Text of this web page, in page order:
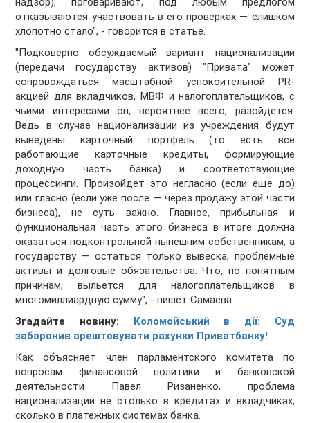
отказываются участвовать в его проверках — слишком
хлопотно стало", - говорится в статье.
"Подковерно обсуждаемый вариант национализации
(передачи государству активов) "Привата" может
сопровождаться масштабной успокоительной PR-
акцией для вкладчиков, МВФ и налогоплательщиков, с
чьими интересами он, вероятнее всего, разойдется.
Ведь в случае национализации из учреждения будут
выведены карточный портфель (то есть все
работающие карточные кредиты, формирующие
доходную часть банка) и соответствующие
процессинги. Произойдет это негласно (если еще до)
или гласно (если уже после — через продажу этой части
бизнеса), не суть важно. Главное, прибыльная и
функциональная часть этого бизнеса в итоге должна
оказаться подконтрольной нынешним собственникам, а
государству — остаться только вывеска, проблемные
активы и долговые обязательства. Что, по понятным
причинам, выльется для налогоплательщиков в
многомиллиардную сумму", - пишет Самаева.
Згадайте новину: Коломойський в дії: Суд
заборонив арештовувати рахунки Приватбанку!
Как объясняет член парламентского комитета по
вопросам финансовой политики и банковской
деятельности Павел Ризаненко, проблема
национализации не столько в кредитах и вкладчиках,
сколько в платежных системах банка.